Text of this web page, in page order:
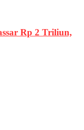
Rp 2 Triliun,